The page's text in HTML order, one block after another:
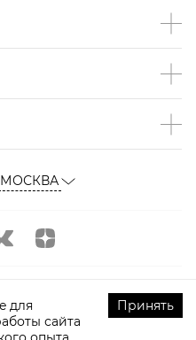
МОСКВА
для
сайта
Принять